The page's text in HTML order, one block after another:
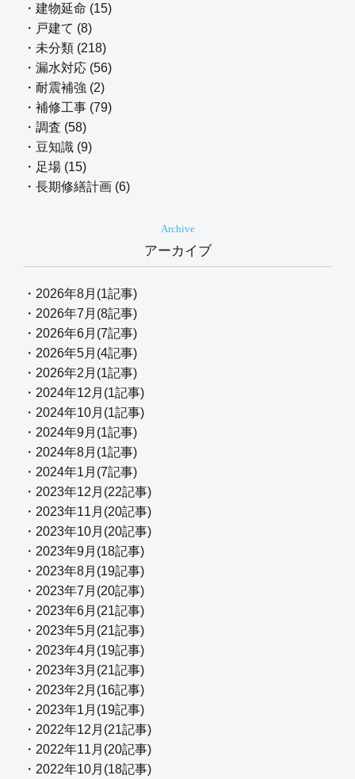
・建物延命 (15)
・戸建て (8)
・未分類 (218)
・漏水対応 (56)
・耐震補強 (2)
・補修工事 (79)
・調査 (58)
・豆知識 (9)
・足場 (15)
・長期修繕計画 (6)
Archive
アーカイブ
・2026年8月(1記事)
・2026年7月(8記事)
・2026年6月(7記事)
・2026年5月(4記事)
・2026年2月(1記事)
・2024年12月(1記事)
・2024年10月(1記事)
・2024年9月(1記事)
・2024年8月(1記事)
・2024年1月(7記事)
・2023年12月(22記事)
・2023年11月(20記事)
・2023年10月(20記事)
・2023年9月(18記事)
・2023年8月(19記事)
・2023年7月(20記事)
・2023年6月(21記事)
・2023年5月(21記事)
・2023年4月(19記事)
・2023年3月(21記事)
・2023年2月(16記事)
・2023年1月(19記事)
・2022年12月(21記事)
・2022年11月(20記事)
・2022年10月(18記事)